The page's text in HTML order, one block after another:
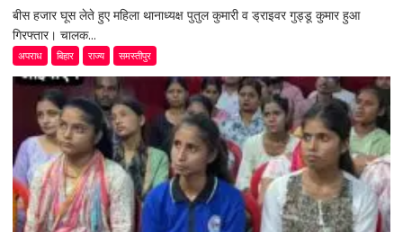
बीस हजार घूस लेते हुए महिला थानाध्यक्ष पुतुल कुमारी व ड्राइवर गुड्डू कुमार हुआ
गिरफ्तार। चालक...
अपराध बिहार राज्य समस्तीपुर